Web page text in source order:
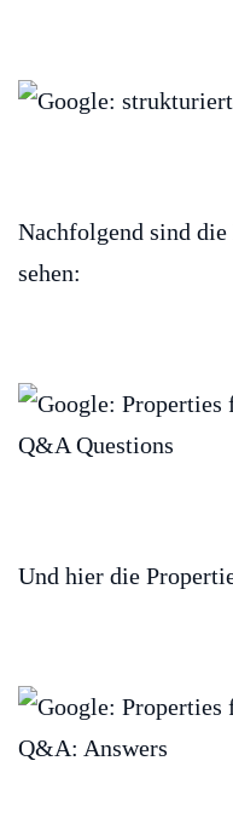
Nachfolgend sind
sehen:
Und hier die